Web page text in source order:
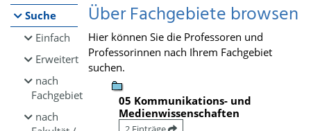
Suche
Einfach
Erweitert
nach
Fachgebiet
nach
Über Fachgebiete browsen
Hier können Sie die Professoren und
Professorinnen nach Ihrem Fachgebiet
suchen.
05 Kommunikations- und
Medienwissenschaften